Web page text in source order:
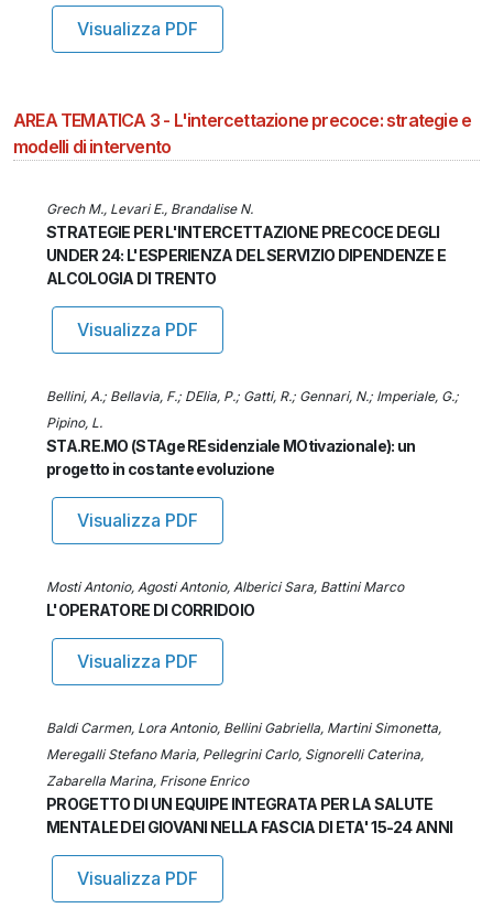
Visualizza PDF
AREA TEMATICA 3 - L'intercettazione precoce: strategie e
modelli di intervento
Grech M., Levari E., Brandalise N.
STRATEGIE PER L'INTERCETTAZIONE PRECOCE DEGLI
UNDER 24: L'ESPERIENZA DEL SERVIZIO DIPENDENZE E
ALCOLOGIA DI TRENTO
Visualizza PDF
Bellini, A.; Bellavia, F.; DElia, P.; Gatti, R.; Gennari, N.; Imperiale, G.;
Pipino, L.
STA.RE.MO (STAge REsidenziale MOtivazionale): un
progetto in costante evoluzione
Visualizza PDF
Mosti Antonio, Agosti Antonio, Alberici Sara, Battini Marco
L'OPERATORE DI CORRIDOIO
Visualizza PDF
Baldi Carmen, Lora Antonio, Bellini Gabriella, Martini Simonetta,
Meregalli Stefano Maria, Pellegrini Carlo, Signorelli Caterina,
Zabarella Marina, Frisone Enrico
PROGETTO DI UN EQUIPE INTEGRATA PER LA SALUTE
MENTALE DEI GIOVANI NELLA FASCIA DI ETA' 15-24 ANNI
Visualizza PDF